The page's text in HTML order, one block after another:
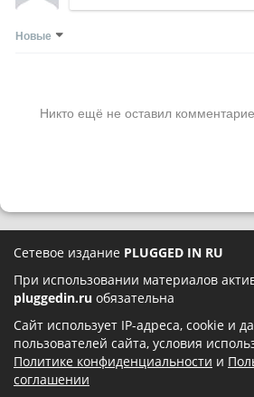
Новые
Никто ещё не оставил
Сетевое издание PLUGGED IN RU
При использовании материалов
pluggedin.ru обязательна
Сайт использует IP-адреса, cookie и
пользователей сайта, условия
Политике конфиденциальности и
соглашении